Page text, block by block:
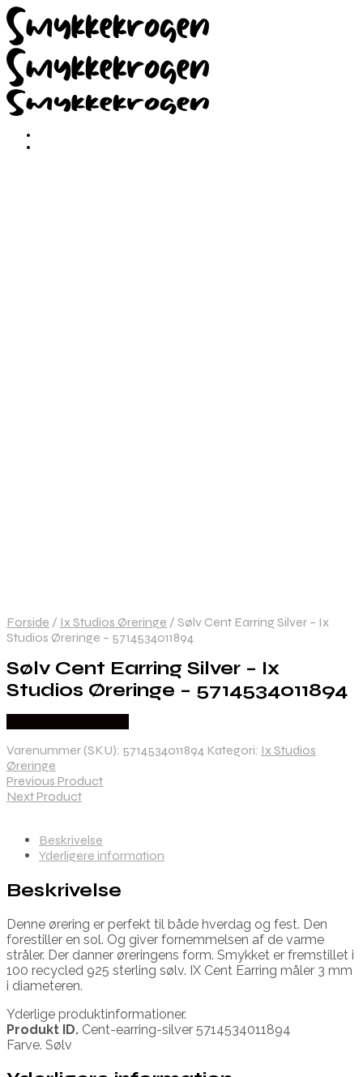
Forside / Ix Studios Øreringe / Sølv Cent Earring Silver – Ix
Studios Øreringe – 5714534011894
Sølv Cent Earring Silver – Ix
Studios Øreringe – 5714534011894
Varenummer (SKU): 5714534011894 Kategori: Ix Studios
Øreringe
Previous Product
Next Product
Beskrivelse
Yderligere information
Beskrivelse
Denne ørering er perfekt til både hverdag og fest. Den
forestiller en sol. Og giver fornemmelsen af de varme
stråler. Der danner øreringens form. Smykket er fremstillet i
100 recycled 925 sterling sølv. IX Cent Earring måler 3 mm
i diameteren.
Yderlige produktinformationer.
Produkt ID. Cent-earring-silver 5714534011894
Farve. Sølv